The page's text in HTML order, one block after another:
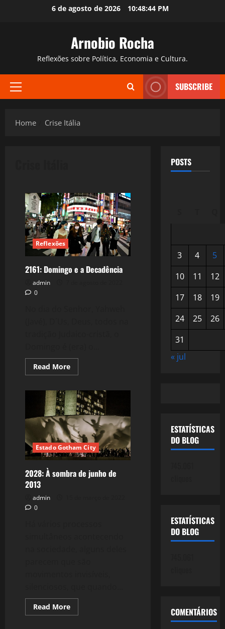
6 de agosto de 2026 10:48:45 PM
Arnobio Rocha
Reflexões sobre Política, Economia e Cultura.
Primary
SUBSCRIBE
Home Crise Itália
Reflexões
2161: Domingo e a Decadência
admin
0
Read MoreRead
more
Domingo
e
a
Decadência
Estado Gotham City
2028: À sombra de junho de
2013
admin
0
Read MoreRead
more
POSTS
3 4
5
10
11
12
17
18
19
24
25
26
31
« jul
ESTATÍSTICAS
DO BLOG
ESTATÍSTICAS
DO BLOG
COMENTÁRIOS